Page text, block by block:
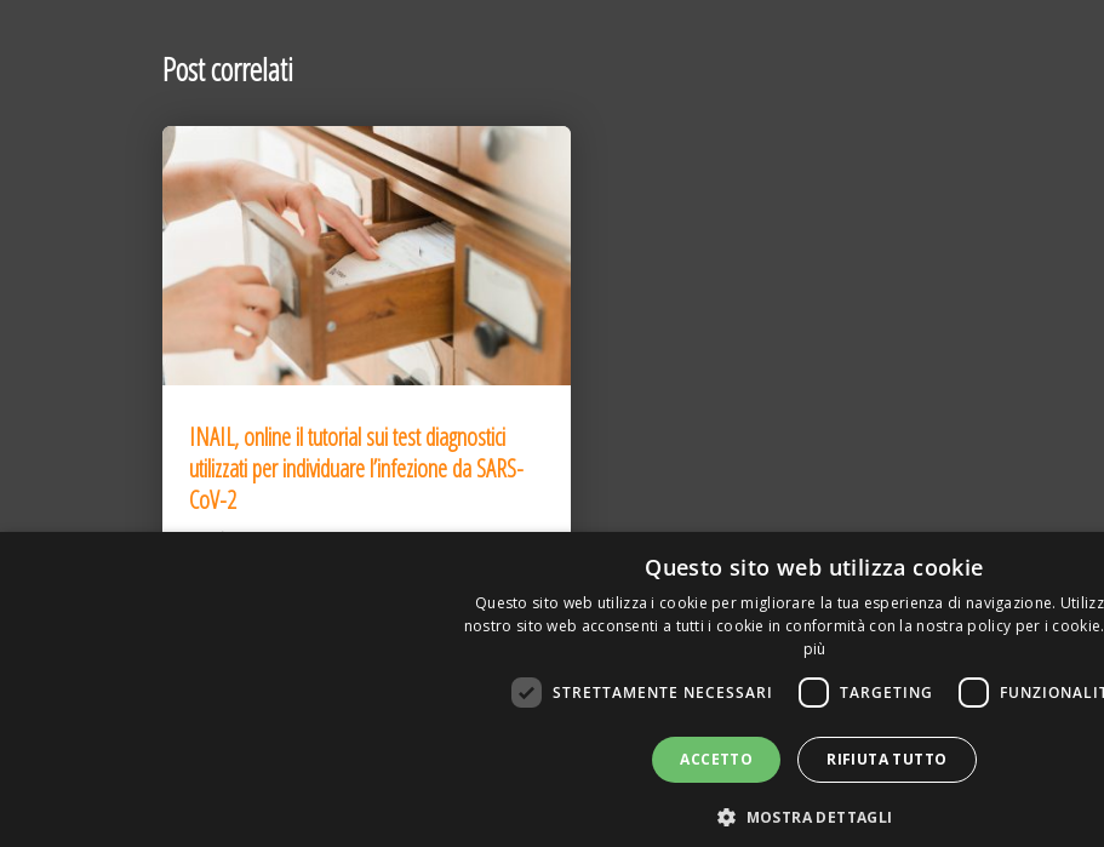
Post correlati
INAIL, online il tutorial sui test diagnostici
utilizzati per individuare l’infezione da SARS-
CoV-2
31 Dic 2020
ASSOCIAZIONE AMBIENTE E LAVORO – VIA PRIVATA DELLA TORRE, 15 – 20127 – MILANO – P. IVA
SITO REALIZZATO DA GRAFICAEFOTO WEB AGENCY – PARTNER
Questo sito web utilizza cookie
Questo sito web utilizza i cookie per migliorare la tua esperienza di navigazione.
nostro sito web acconsenti a tutti i cookie in conformità con la nostra policy per i cookie.
più
STRETTAMENTE NECESSARI TARGETING
ACCETTO RIFIUTA TUTTO
MOSTRA DETTAGLI